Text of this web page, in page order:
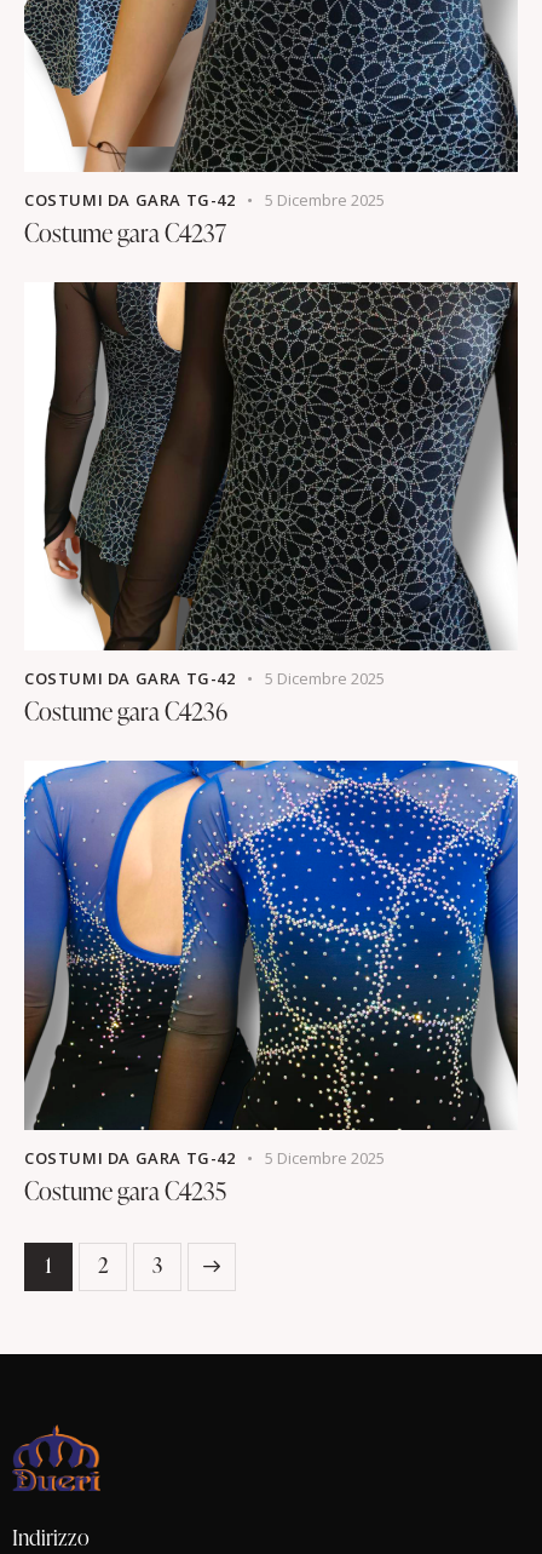
COSTUMI DA GARA TG-42 5 Dicembre 2025
Costume gara C4237
COSTUMI DA GARA TG-42 5 Dicembre 2025
Costume gara C4236
COSTUMI DA GARA TG-42 5 Dicembre 2025
Costume gara C4235
1 2 3
Indirizzo